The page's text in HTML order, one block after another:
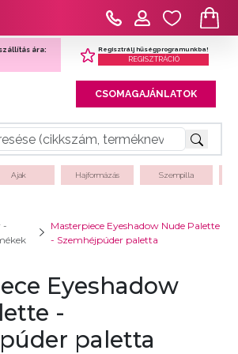
ára:
Regisztrálj hűségprogramunkba!
REGISZTRÁCIÓ
CSOMAGAJÁNLATOK
Ajak Hajformázás Szempilla
-
Masterpiece Eyeshadow Nude Palette
- Szemhéjpúder paletta
Eyeshadow
-
paletta